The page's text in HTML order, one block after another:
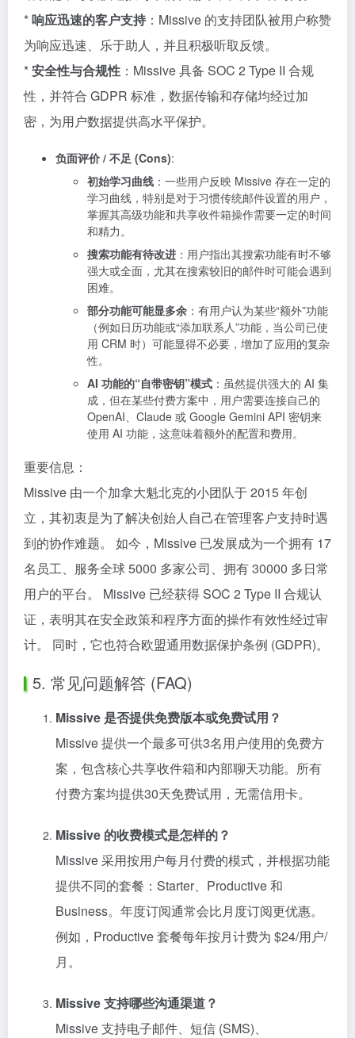
*响应迅速的客户支持 ：Missive 的支持团队被用户称赞
为响应迅速、乐于助人，并且积极听取反馈。
*安全性与合规性 ：Missive 具备 SOC 2 Type II 合规
性，并符合 GDPR 标准，数据传输和存储均经过加
密，为用户数据提供高水平保护。
负面评价 / 不足 (Cons):
初始学习曲线 ：一些用户反映 Missive 存在一定的
学习曲线，特别是对于习惯传统邮件设置的用户，
掌握其高级功能和共享收件箱操作需要一定的时间
和精力。
搜索功能有待改进 ：用户指出其搜索功能有时不够
强大或全面，尤其在搜索较旧的邮件时可能会遇到
困难。
部分功能可能显多余 ：有用户认为某些“额外”功能
（例如日历功能或“添加联系人”功能，当公司已使
用 CRM 时）可能显得不必要，增加了应用的复杂
性。
AI 功能的“自带密钥”模式 ：虽然提供强大的 AI 集
成，但在某些付费方案中，用户需要连接自己的
OpenAI、Claude 或 Google Gemini API 密钥来
使用 AI 功能，这意味着额外的配置和费用。
重要信息：
Missive 由一个加拿大魁北克的小团队于 2015 年创
立，其初衷是为了解决创始人自己在管理客户支持时遇
到的协作难题。 如今，Missive 已发展成为一个拥有 17
名员工、服务全球 5000 多家公司、拥有 30000 多日常
用户的平台。 Missive 已经获得 SOC 2 Type II 合规认
证，表明其在安全政策和程序方面的操作有效性经过审
计。 同时，它也符合欧盟通用数据保护条例 (GDPR)。
5. 常见问题解答 (FAQ)
Missive 是否提供免费版本或免费试用？
Missive 提供一个最多可供3名用户使用的免费方
案，包含核心共享收件箱和内部聊天功能。所有
付费方案均提供30天免费试用，无需信用卡。
Missive 的收费模式是怎样的？
Missive 采用按用户每月付费的模式，并根据功能
提供不同的套餐：Starter、Productive 和
Business。年度订阅通常会比月度订阅更优惠。
例如，Productive 套餐每年按月计费为 $24/用户/
月。
Missive 支持哪些沟通渠道？
Missive 支持电子邮件、短信 (SMS)、